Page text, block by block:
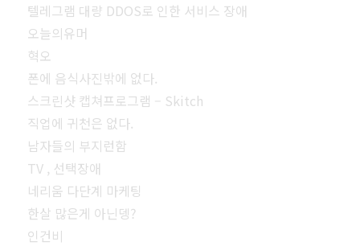
텔레그램 대량 DDOS로 인한 서비스 장애
오늘의유머
혁오
폰에 음식사진밖에 없다.
스크린샷 캡쳐프로그램 – Skitch
직업에 귀천은 없다.
남자들의 부지런함
TV , 선택장애
네리움 다단계 마케팅
한살 많은게 아닌뎅?
인건비